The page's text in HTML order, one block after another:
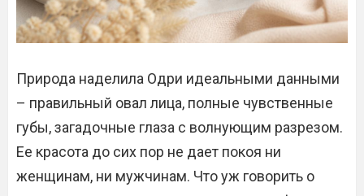
Природа наделила Одри идеальными данными
– правильный овал лица, полные чувственные
губы, загадочные глаза с волнующим разрезом.
Ее красота до сих пор не дает покоя ни
женщинам, ни мужчинам. Что уж говорить о